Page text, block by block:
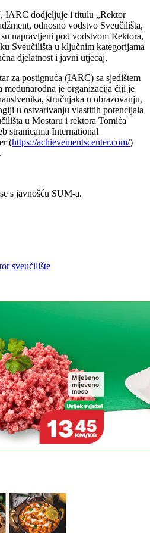
IARC dodjeljuje i titulu „Rektor
odnosno vodstvo Sveučilišta,
napravljeni pod vodstvom Rektora,
Sveučilišta u ključnim kategorijama
djelatnost i javni utjecaj.
za postignuća (IARC) sa sjedištem
međunarodna je organizacija čiji je
stručnjaka u obrazovanju,
u ostvarivanju vlastitih potencijala
u Mostaru i rektora Tomića
stranicama International
(https://achievementscenter.com/)
s javnošću SUM-a.
sveučilište